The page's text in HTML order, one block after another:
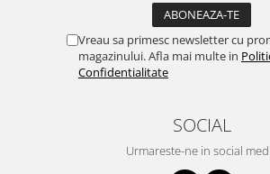
Pompe de circulaţie pentru
instalaţiile termice solare
Vase de expansiune
Incazire in Pardoseala
Teava incalzire pardoseala
PLACA NUTURI/TACKER
Vreau sa primesc newsletter cu
magazinului. Afla mai multe in
Confidentialitate
SOCIAL
Urmareste-ne in social